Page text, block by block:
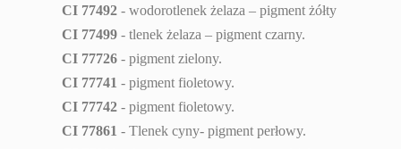
CI 77492 - wodorotlenek żelaza – pigment żółty
CI 77499 - tlenek żelaza – pigment czarny.
CI 77726 - pigment zielony.
CI 77741 - pigment fioletowy.
CI 77742 - pigment fioletowy.
CI 77861 - Tlenek cyny- pigment perłowy.